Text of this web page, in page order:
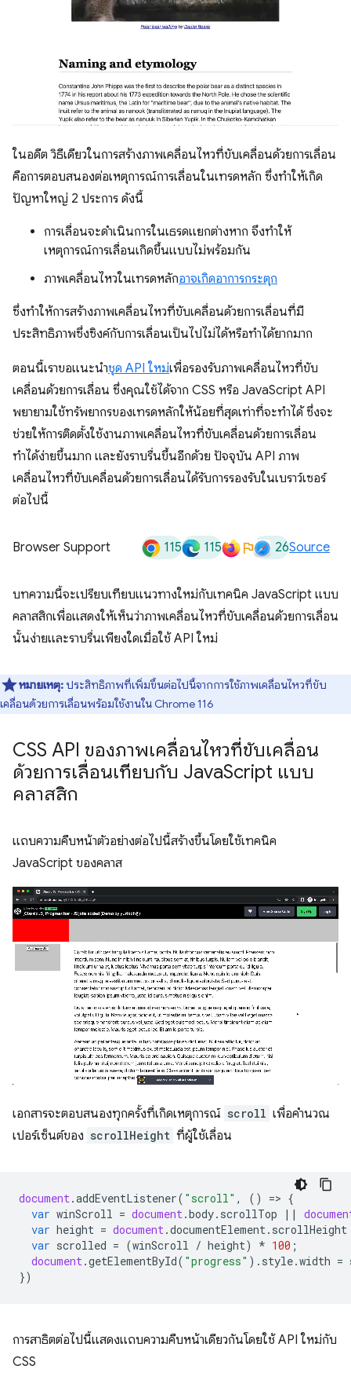
ในอดีต วิธีเดียวในการสร้างภาพเคลื่อนไหวที่ขับเคลื่อนด้วยการเลื่อน
คือการตอบสนองต่อเหตุการณ์การเลื่อนในเทรดหลัก ซึ่งทำให้เกิด
ปัญหาใหญ่ 2 ประการ ดังนี้
การเลื่อนจะดำเนินการในเธรดแยกต่างหาก จึงทำให้
เหตุการณ์การเลื่อนเกิดขึ้นแบบไม่พร้อมกัน
ภาพเคลื่อนไหวในเทรดหลักอาจเกิดอาการกระตุก
ซึ่งทำให้การสร้างภาพเคลื่อนไหวที่ขับเคลื่อนด้วยการเลื่อนที่มี
ประสิทธิภาพซึ่งซิงค์กับการเลื่อนเป็นไปไม่ได้หรือทำได้ยากมาก
ตอนนี้เราขอแนะนำชุด API ใหม่เพื่อรองรับภาพเคลื่อนไหวที่ขับ
เคลื่อนด้วยการเลื่อน ซึ่งคุณใช้ได้จาก CSS หรือ JavaScript API
พยายามใช้ทรัพยากรของเทรดหลักให้น้อยที่สุดเท่าที่จะทำได้ ซึ่งจะ
ช่วยให้การติดตั้งใช้งานภาพเคลื่อนไหวที่ขับเคลื่อนด้วยการเลื่อน
ทำได้ง่ายขึ้นมาก และยังราบรื่นขึ้นอีกด้วย ปัจจุบัน API ภาพ
เคลื่อนไหวที่ขับเคลื่อนด้วยการเลื่อนได้รับการรองรับในเบราว์เซอร์
ต่อไปนี้
Browser Support 115 115 26Source
บทความนี้จะเปรียบเทียบแนวทางใหม่กับเทคนิค JavaScript แบบ
คลาสสิกเพื่อแสดงให้เห็นว่าภาพเคลื่อนไหวที่ขับเคลื่อนด้วยการเลื่อน
นั้นง่ายและราบรื่นเพียงใดเมื่อใช้ API ใหม่
หมายเหตุ: ประสิทธิภาพที่เพิ่มขึ้นต่อไปนี้จากการใช้ภาพเคลื่อนไหวที่ขับ
เคลื่อนด้วยการเลื่อนพร้อมใช้งานใน Chrome 116
CSS API ของภาพเคลื่อนไหวที่ขับเคลื่อน
ด้วยการเลื่อนเทียบกับ JavaScript แบบ
คลาสสิก
แถบความคืบหน้าตัวอย่างต่อไปนี้สร้างขึ้นโดยใช้เทคนิค
JavaScript ของคลาส
เอกสารจะตอบสนองทุกครั้งที่เกิดเหตุการณ์ scroll เพื่อคำนวณ
เปอร์เซ็นต์ของ scrollHeight ที่ผู้ใช้เลื่อน
document.addEventListener( "scroll" , () => {
var winScroll = document.body. scrollTop ||
var height = document.documentElement. scrollHeight
var scrolled = (winScroll / height) * 100 ;
document.getElementById( "progress" ). style.width =
})
การสาธิตต่อไปนี้แสดงแถบความคืบหน้าเดียวกันโดยใช้ API ใหม่กับ
CSS